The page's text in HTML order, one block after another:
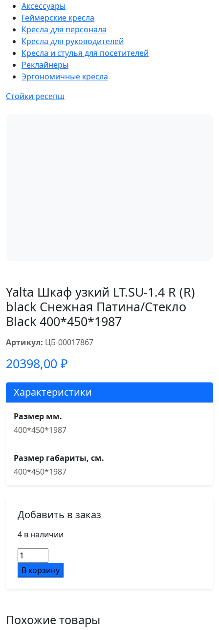
Аксессуары
Геймерские кресла
Кресла для персонала
Кресла для руководителей
Кресла и стулья для посетителей
Реклайнеры
Эргономичные кресла
Стойки ресепш
Yalta Шкаф узкий LT.SU-1.4 R (R)
black Снежная Патина/Стекло
Black 400*450*1987
Артикул: ЦБ-00017867
20398,00 ₽
Характеристики
Размер мм.
400*450*1987
Размер габариты, см.
400*450*1987
Добавить в заказ
4 в наличии
Количество
товара
Yalta
1.4
В корзину
Похожие товары